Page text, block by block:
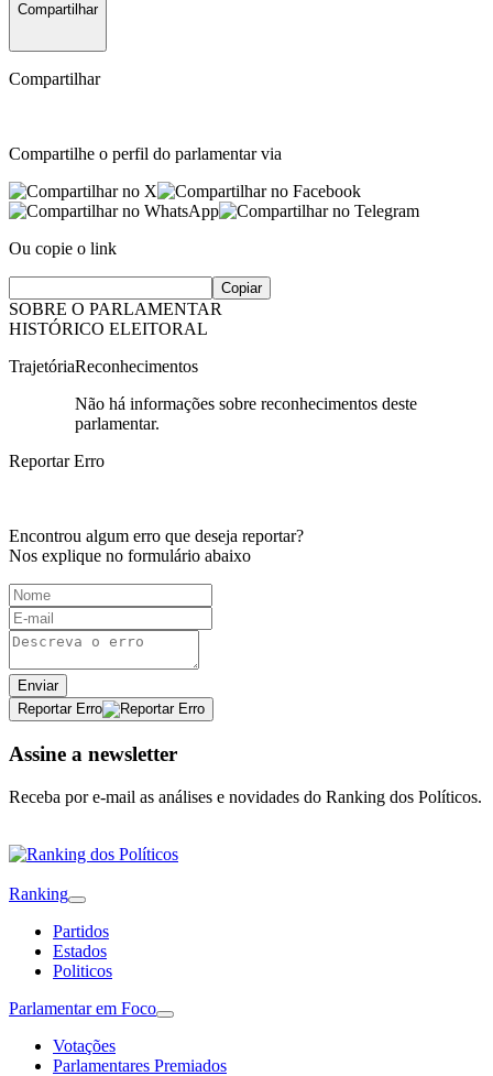
Compartilhar
Compartilhar
Compartilhe o perfil do parlamentar via
Ou copie o link
Copiar
SOBRE O PARLAMENTAR
HISTÓRICO ELEITORAL
TrajetóriaReconhecimentos
Não há informações sobre reconhecimentos deste
parlamentar.
Reportar Erro
Encontrou algum erro que deseja reportar?
Nos explique no formulário abaixo
Enviar
Reportar Erro
Assine a newsletter
Receba por e-mail as análises e novidades do Ranking dos Políticos.
Ranking
Partidos
Estados
Politicos
Parlamentar em Foco
Votações
Parlamentares Premiados